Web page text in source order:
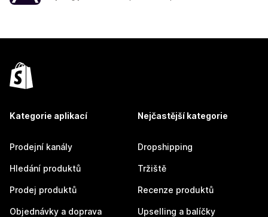
Kategorie aplikací
Prodejní kanály
Hledání produktů
Prodej produktů
Objednávky a doprava
Nejčastější kategorie
Dropshipping
Tržiště
Recenze produktů
Upselling a balíčky